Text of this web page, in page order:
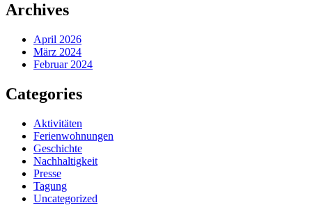
Archives
April 2026
März 2024
Februar 2024
Categories
Aktivitäten
Ferienwohnungen
Geschichte
Nachhaltigkeit
Presse
Tagung
Uncategorized